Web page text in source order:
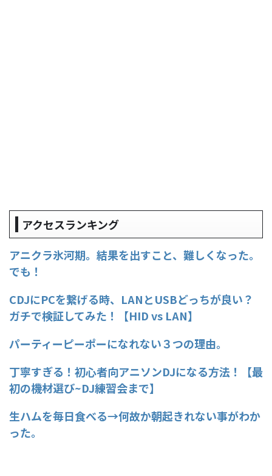
アクセスランキング
アニクラ氷河期。結果を出すこと、難しくなった。
でも！
CDJにPCを繋げる時、LANとUSBどっちが良い？
ガチで検証してみた！【HID vs LAN】
パーティーピーポーになれない３つの理由。
丁寧すぎる！初心者向アニソンDJになる方法！【最
初の機材選び~DJ練習会まで】
生ハムを毎日食べる→何故か朝起きれない事がわか
った。